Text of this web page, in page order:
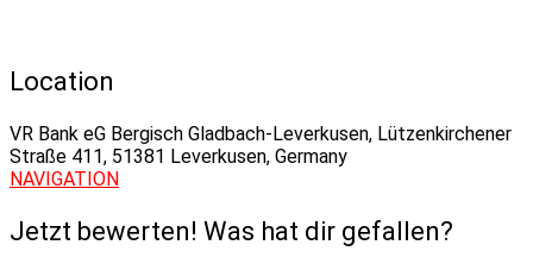
Location
VR Bank eG Bergisch Gladbach-Leverkusen, Lützenkirchener
Straße 411, 51381 Leverkusen, Germany
NAVIGATION
Jetzt bewerten! Was hat dir gefallen?